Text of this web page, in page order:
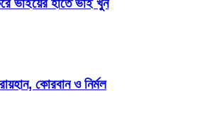
ভাইয়ের হাতে ভাই খুন
কোরবান ও নির্মল